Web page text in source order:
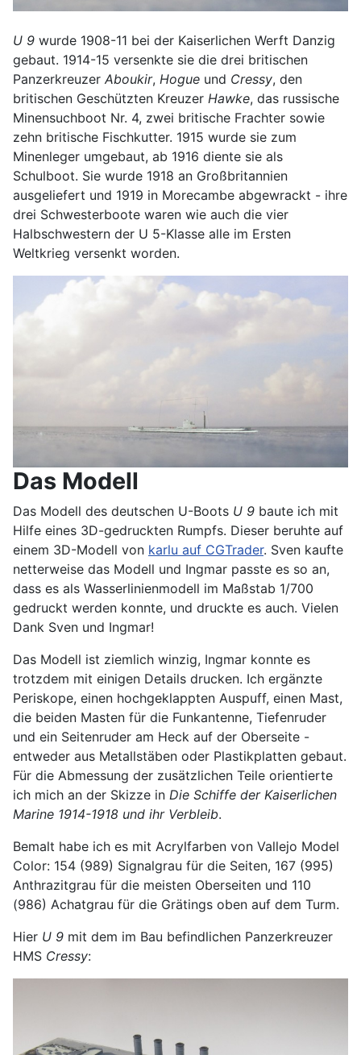
U 9 wurde 1908-11 bei der Kaiserlichen Werft Danzig
gebaut. 1914-15 versenkte sie die drei britischen
Panzerkreuzer Aboukir, Hogue und Cressy, den
britischen Geschützten Kreuzer Hawke, das russische
Minensuchboot Nr. 4, zwei britische Frachter sowie
zehn britische Fischkutter. 1915 wurde sie zum
Minenleger umgebaut, ab 1916 diente sie als
Schulboot. Sie wurde 1918 an Großbritannien
ausgeliefert und 1919 in Morecambe abgewrackt - ihre
drei Schwesterboote waren wie auch die vier
Halbschwestern der U 5-Klasse alle im Ersten
Weltkrieg versenkt worden.
Das Modell
Das Modell des deutschen U-Boots U 9 baute ich mit
Hilfe eines 3D-gedruckten Rumpfs. Dieser beruhte auf
einem 3D-Modell von karlu auf CGTrader. Sven kaufte
netterweise das Modell und Ingmar passte es so an,
dass es als Wasserlinienmodell im Maßstab 1/700
gedruckt werden konnte, und druckte es auch. Vielen
Dank Sven und Ingmar!
Das Modell ist ziemlich winzig, Ingmar konnte es
trotzdem mit einigen Details drucken. Ich ergänzte
Periskope, einen hochgeklappten Auspuff, einen Mast,
die beiden Masten für die Funkantenne, Tiefenruder
und ein Seitenruder am Heck auf der Oberseite -
entweder aus Metallstäben oder Plastikplatten gebaut.
Für die Abmessung der zusätzlichen Teile orientierte
ich mich an der Skizze in Die Schiffe der Kaiserlichen
Marine 1914-1918 und ihr Verbleib.
Bemalt habe ich es mit Acrylfarben von Vallejo Model
Color: 154 (989) Signalgrau für die Seiten, 167 (995)
Anthrazitgrau für die meisten Oberseiten und 110
(986) Achatgrau für die Grätings oben auf dem Turm.
Hier U 9 mit dem im Bau befindlichen Panzerkreuzer
HMS Cressy: